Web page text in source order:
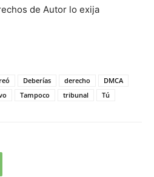
de Autor lo exija
Deberías derecho
DMCA
Tampoco tribunal Tú